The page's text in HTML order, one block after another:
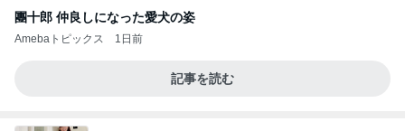
團十郎 仲良しになった愛犬の姿
Amebaトピックス 1日前
記事を読む